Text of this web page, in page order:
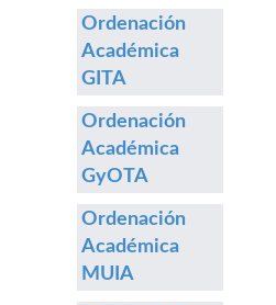
Ordenación
Académica
GITA
Ordenación
Académica
GyOTA
Ordenación
Académica
MUIA